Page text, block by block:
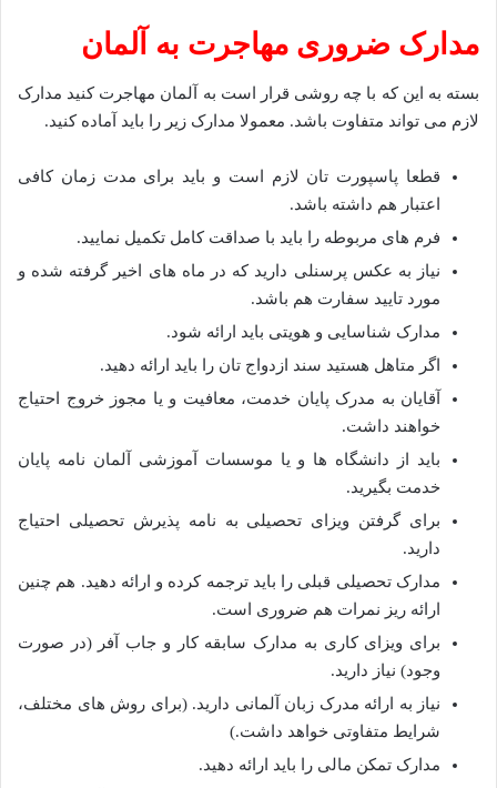
مدارک ضروری مهاجرت به آلمان
بسته به این که با چه روشی قرار است به آلمان مهاجرت کنید مدارک
لازم می تواند متفاوت باشد. معمولا مدارک زیر را باید آماده کنید.
قطعا پاسپورت تان لازم است و باید برای مدت زمان کافی
اعتبار هم داشته باشد.
فرم های مربوطه را باید با صداقت کامل تکمیل نمایید.
نیاز به عکس پرسنلی دارید که در ماه های اخیر گرفته شده و
مورد تایید سفارت هم باشد.
مدارک شناسایی و هویتی باید ارائه شود.
اگر متاهل هستید سند ازدواج تان را باید ارائه دهید.
آقایان به مدرک پایان خدمت، معافیت و یا مجوز خروج احتیاج
خواهند داشت.
باید از دانشگاه ها و یا موسسات آموزشی آلمان نامه پایان
خدمت بگیرید.
برای گرفتن ویزای تحصیلی به نامه پذیرش تحصیلی احتیاج
دارید.
مدارک تحصیلی قبلی را باید ترجمه کرده و ارائه دهید. هم چنین
ارائه ریز نمرات هم ضروری است.
برای ویزای کاری به مدارک سابقه کار و جاب آفر (در صورت
وجود) نیاز دارید.
نیاز به ارائه مدرک زبان آلمانی دارید. (برای روش های مختلف،
شرایط متفاوتی خواهد داشت.)
مدارک تمکن مالی را باید ارائه دهید.